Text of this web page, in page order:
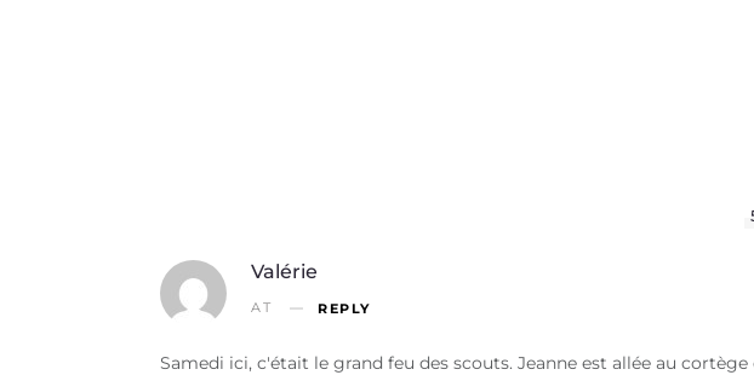
Valérie
AT REPLY
Samedi ici, c'était le grand feu des scouts. Jeanne est allée au